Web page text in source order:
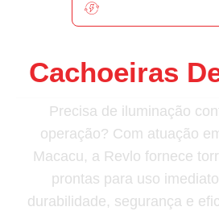
Cachoeiras
Precisa de iluminação
operação? Com atuação
Macacu, a Revlo fornece
prontas para uso
durabilidade, segurança e